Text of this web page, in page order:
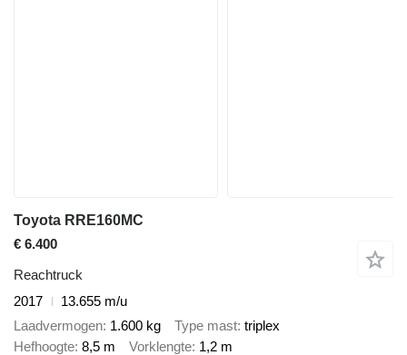
Toyota RRE160MC
€ 6.400
Reachtruck
2017
13.655 m/u
Laadvermogen 1.600 kg Type mast triplex
Hefhoogte 8,5 m Vorklengte 1,2 m